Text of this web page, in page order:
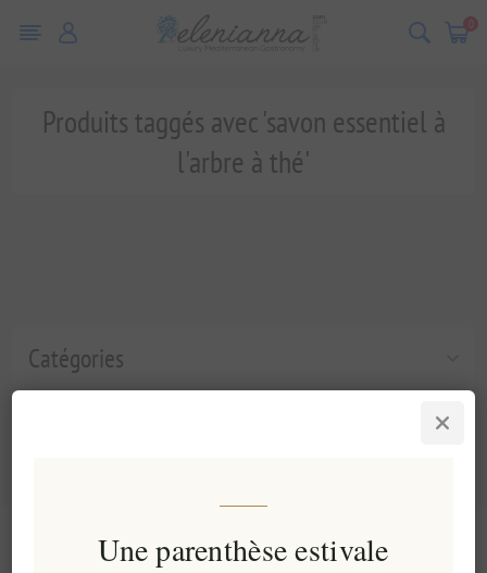
0
Catégories
Produits taggés avec 'savon essentiel à
l'arbre à thé'
Information
Une parenthèse estivale